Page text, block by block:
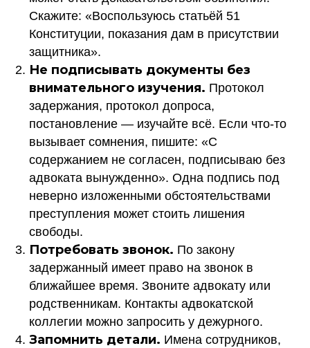
Скажите: «Воспользуюсь статьёй 51
Конституции, показания дам в присутствии
защитника».
Не подписывать документы без
внимательного изучения. Протокол
задержания, протокол допроса,
постановление — изучайте всё. Если что-то
вызывает сомнения, пишите: «С
содержанием не согласен, подписываю без
адвоката вынужденно». Одна подпись под
неверно изложенными обстоятельствами
преступления может стоить лишения
свободы.
Потребовать звонок. По закону
задержанный имеет право на звонок в
ближайшее время. Звоните адвокату или
родственникам. Контакты адвокатской
коллегии можно запросить у дежурного.
Запомнить детали. Имена сотрудников,